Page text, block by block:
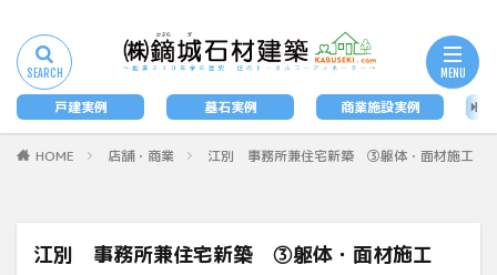
戸建実例 墓石実例 商業施設実例
HOME 店舗・商業 江別 事務所兼住宅新築 ③躯体・面材施工
江別 事務所兼住宅新築 ③躯体・面材施工
タグ